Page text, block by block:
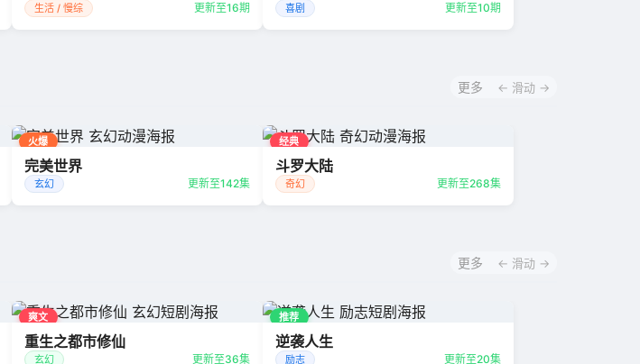
生活 / 慢综 更新至16期 喜剧 更新至10期
更多 ← 滑动 →
火爆
完美世界
玄幻 更新至142集
经典
斗罗大陆
奇幻 更新至268集
更多 ← 滑动 →
爽文
重生之都市修仙
玄幻 更新至36集
推荐
逆袭人生
励志 更新至20集